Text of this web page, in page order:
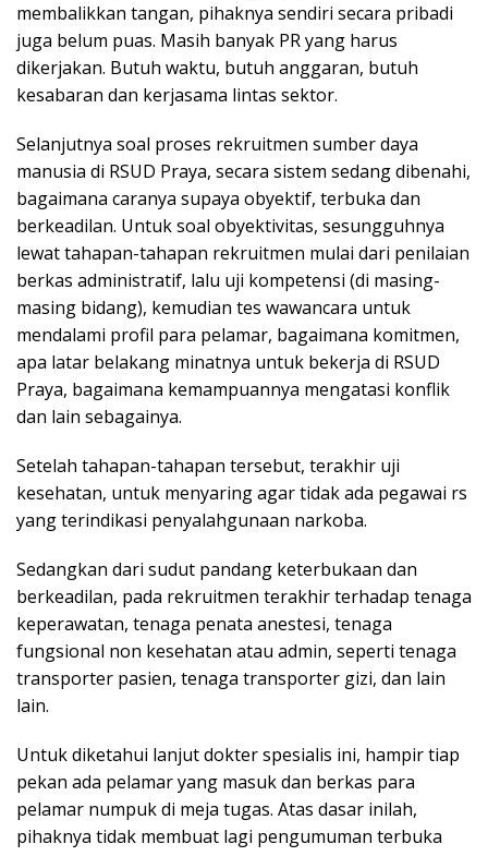
membalikkan tangan, pihaknya sendiri secara pribadi
juga belum puas. Masih banyak PR yang harus
dikerjakan. Butuh waktu, butuh anggaran, butuh
kesabaran dan kerjasama lintas sektor.
Selanjutnya soal proses rekruitmen sumber daya
manusia di RSUD Praya, secara sistem sedang dibenahi,
bagaimana caranya supaya obyektif, terbuka dan
berkeadilan. Untuk soal obyektivitas, sesungguhnya
lewat tahapan-tahapan rekruitmen mulai dari penilaian
berkas administratif, lalu uji kompetensi (di masing-
masing bidang), kemudian tes wawancara untuk
mendalami profil para pelamar, bagaimana komitmen,
apa latar belakang minatnya untuk bekerja di RSUD
Praya, bagaimana kemampuannya mengatasi konflik
dan lain sebagainya.
Setelah tahapan-tahapan tersebut, terakhir uji
kesehatan, untuk menyaring agar tidak ada pegawai rs
yang terindikasi penyalahgunaan narkoba.
Sedangkan dari sudut pandang keterbukaan dan
berkeadilan, pada rekruitmen terakhir terhadap tenaga
keperawatan, tenaga penata anestesi, tenaga
fungsional non kesehatan atau admin, seperti tenaga
transporter pasien, tenaga transporter gizi, dan lain
lain.
Untuk diketahui lanjut dokter spesialis ini, hampir tiap
pekan ada pelamar yang masuk dan berkas para
pelamar numpuk di meja tugas. Atas dasar inilah,
pihaknya tidak membuat lagi pengumuman terbuka